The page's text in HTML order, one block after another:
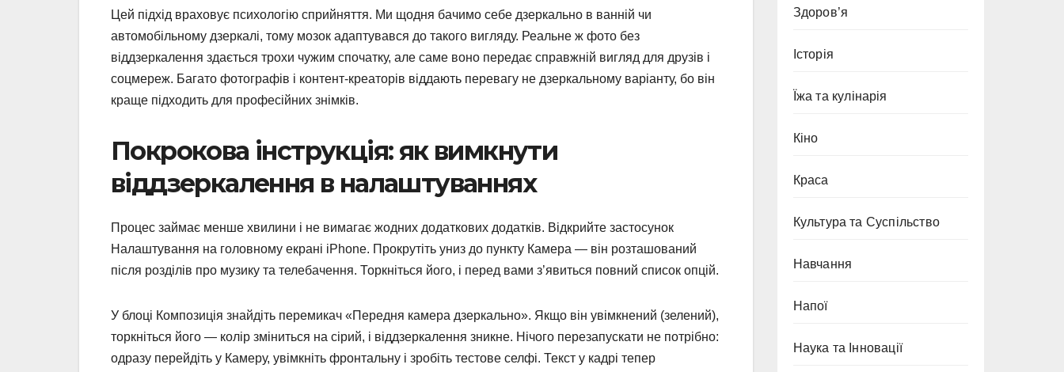
Цей підхід враховує психологію сприйняття. Ми щодня бачимо себе дзеркально в ванній чи
автомобільному дзеркалі, тому мозок адаптувався до такого вигляду. Реальне ж фото без
віддзеркалення здається трохи чужим спочатку, але саме воно передає справжній вигляд для друзів і
соцмереж. Багато фотографів і контент-креаторів віддають перевагу не дзеркальному варіанту, бо він
краще підходить для професійних знімків.
Покрокова інструкція: як вимкнути
віддзеркалення в налаштуваннях
Процес займає менше хвилини і не вимагає жодних додаткових додатків. Відкрийте застосунок
Налаштування на головному екрані iPhone. Прокрутіть униз до пункту Камера — він розташований
після розділів про музику та телебачення. Торкніться його, і перед вами з’явиться повний список опцій.
У блоці Композиція знайдіть перемикач «Передня камера дзеркально». Якщо він увімкнений (зелений),
торкніться його — колір зміниться на сірий, і віддзеркалення зникне. Нічого перезапускати не потрібно:
одразу перейдіть у Камеру, увімкніть фронтальну і зробіть тестове селфі. Текст у кадрі тепер
Здоров’я
Історія
Їжа та кулінарія
Кіно
Краса
Культура та Суспільство
Навчання
Напої
Наука та Інновації